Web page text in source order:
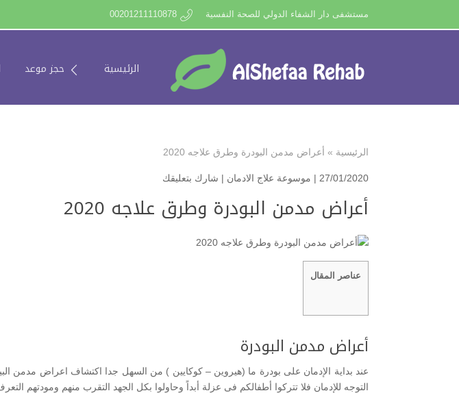
مستشفى دار الشفاء الدولي للصحة النفسية 00201211110878
الرئيسية حجز موعد
الرئيسية » أعراض مدمن البودرة وطرق علاجه 2020
27/01/2020 | موسوعة علاج الادمان | شارك بتعليقك
أعراض مدمن البودرة وطرق علاجه 2020
عناصر المقال
أعراض مدمن البودرة
عند بداية الإدمان على بودرة ما (هيروين – كوكايين ) من السهل جدا اكتشاف اعراض مدمن
التوجه للإدمان فلا تتركوا أطفالكم فى عزلة أبداً وحاولوا بكل الجهد التقرب منهم ومودتهم